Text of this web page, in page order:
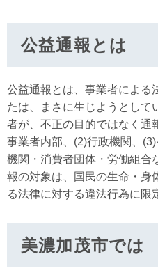
公益通報とは
公益通報とは、事業者による
たは、まさに生じようとして
者が、不正の目的ではなく通
事業者内部、(2)行政機関、
機関・消費者団体・労働組合
報の対象は、国民の生命・身
る法律に対する違法行為に限
美濃加茂市では